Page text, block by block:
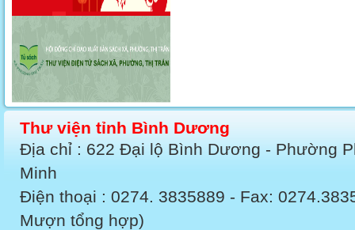
Thư viện tỉnh Bình Dương
Địa chỉ : 622 Đại lộ Bình Dương - Phường
Minh
Điện thoại : 0274. 3835889 - Fax:
Mượn tổng hợp)